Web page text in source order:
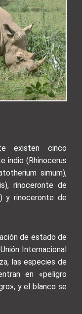
existen cinco
indio (Rhinocerus
simum),
rinoceronte de
y rinoceronte de
de estado de
Internacional
las especies de
en «peligro
y el blanco se